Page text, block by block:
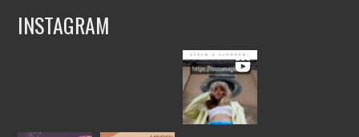
INSTAGRAM